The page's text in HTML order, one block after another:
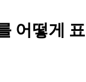
어떻게